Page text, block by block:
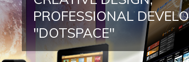
PROFESSIONAL
"DOTSPACE"